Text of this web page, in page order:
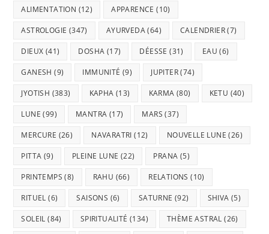
ALIMENTATION (12) APPARENCE (10)
ASTROLOGIE (347) AYURVEDA(64) CALENDRIER(7)
DIEUX (41) DOSHA (17) DÉESSE (31) EAU (6)
GANESH (9) IMMUNITÉ (9) JUPITER(74)
JYOTISH (383) KAPHA (13) KARMA (80) KETU (40)
LUNE (99) MANTRA (17) MARS (37)
MERCURE (26) NAVARATRI (12) NOUVELLE LUNE (26)
PITTA (9) PLEINE LUNE (22) PRANA (5)
PRINTEMPS (8) RAHU (66) RELATIONS (10)
RITUEL (6) SAISONS (6) SATURNE (92) SHIVA (5)
SOLEIL (84) SPIRITUALITÉ (134) THÈME ASTRAL (26)